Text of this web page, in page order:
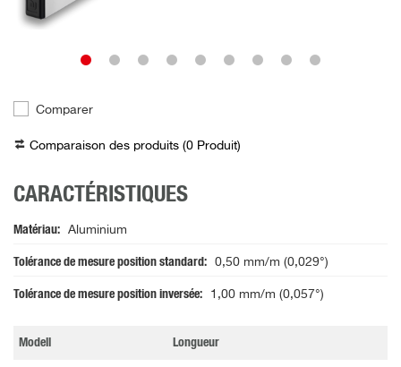
Comparer
Comparaison des produits (0 Produit)
CARACTÉRISTIQUES
Matériau Aluminium
Tolérance de mesure position standard 0,50 mm/m (0,029°)
Tolérance de mesure position inversée 1,00 mm/m (0,057°)
Modell Longueur